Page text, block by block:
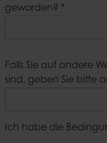
geworden? *
Falls Sie auf andere
sind, geben Sie bitte
Ich habe die